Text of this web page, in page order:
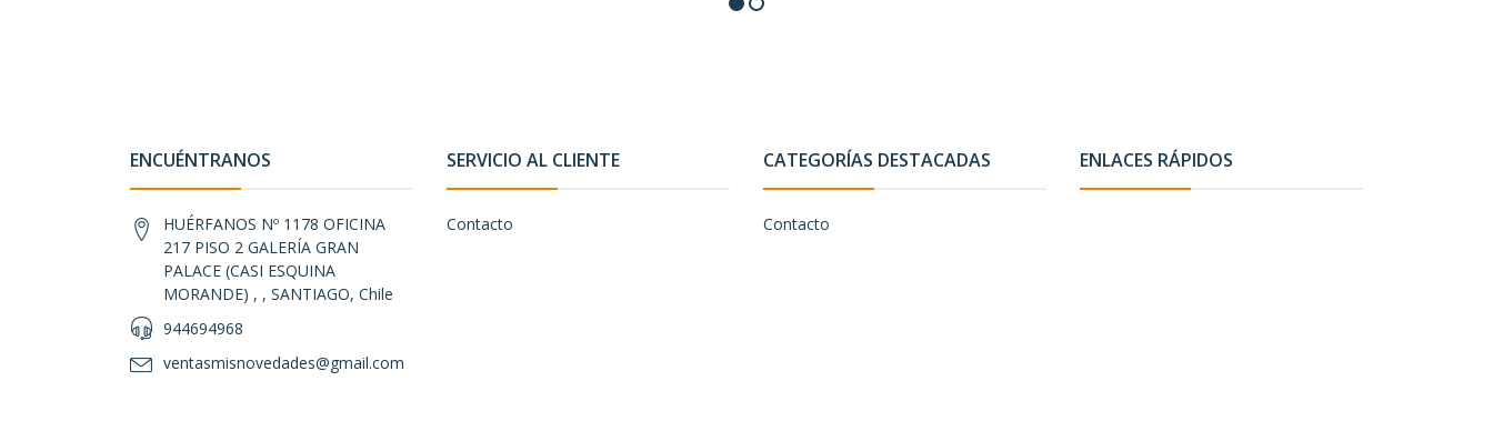
ENCUÉNTRANOS
HUÉRFANOS Nº 1178 OFICINA
217 PISO 2 GALERÍA GRAN
PALACE (CASI ESQUINA
MORANDE) , , SANTIAGO, Chile
944694968
ventasmisnovedades@gmail.com
SERVICIO AL CLIENTE
Contacto
CATEGORÍAS DESTACADAS
Contacto
ENLACES RÁPIDOS